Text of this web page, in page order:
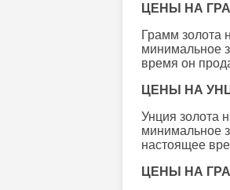
ЦЕНЫ НА
Грамм золота
минимальное
время он
ЦЕНЫ НА
Унция золота
минимальное
настоящее
ЦЕНЫ НА